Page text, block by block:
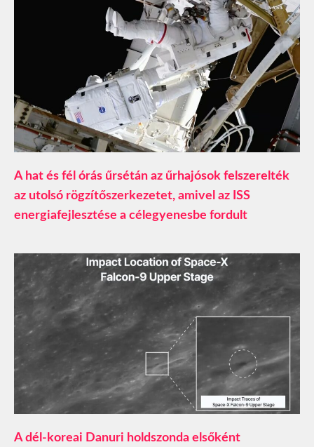
A hat és fél órás űrsétán az űrhajósok felszerelték
az utolsó rögzítőszerkezetet, amivel az ISS
energiafejlesztése a célegyenesbe fordult
A dél-koreai Danuri holdszonda elsőként